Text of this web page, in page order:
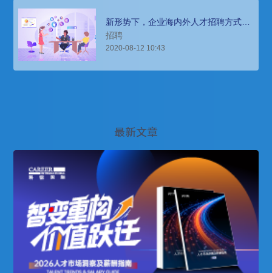
新形势下，企业海内外人才招聘方式：
从数量到质量
招聘
2020-08-12 10:43
最新文章